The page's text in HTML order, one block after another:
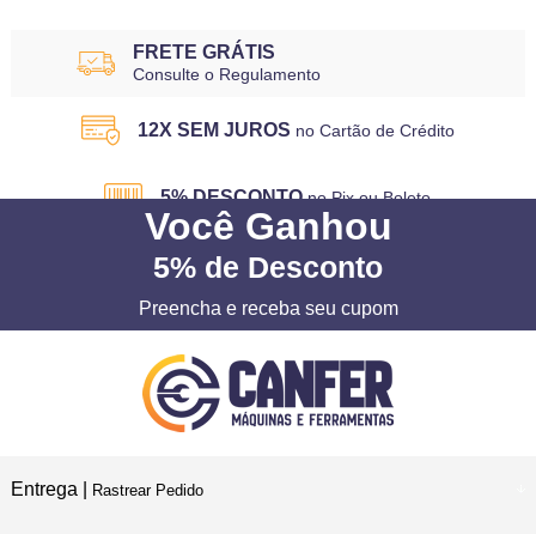
FRETE GRÁTIS
Consulte o Regulamento
12X SEM JUROS no Cartão de Crédito
5% DESCONTO no Pix ou Boleto
Você Ganhou
5% de Desconto
Preencha e receba seu cupom
Entrega | Rastrear Pedido